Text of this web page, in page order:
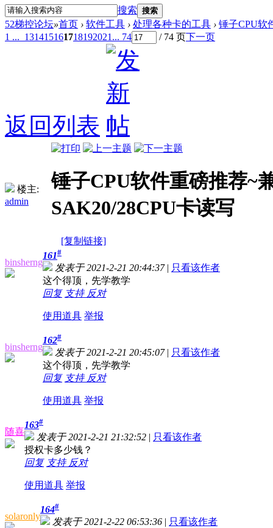
搜索 搜索
52梯控论坛»首页 › 软件工具 › 处理各种卡的工具 › 锤子CPU软
1 ... 131415161718192021 ... 74 / 74 页下一页
返回列表
楼主:
admin
锤子CPU软件重磅推荐~
SAK20/28CPU卡读写
[复制链接]
binsherng
161#
发表于 2021-2-21 20:44:37 | 只看该作者
这个得顶，先学教学
回复 支持 反对
使用道具 举报
binsherng
162#
发表于 2021-2-21 20:45:07 | 只看该作者
这个得顶，先学教学
回复 支持 反对
使用道具 举报
随喜
163#
发表于 2021-2-21 21:32:52 | 只看该作者
授权卡多少钱？
回复 支持 反对
使用道具 举报
solaronly
164#
发表于 2021-2-22 06:53:36 | 只看该作者